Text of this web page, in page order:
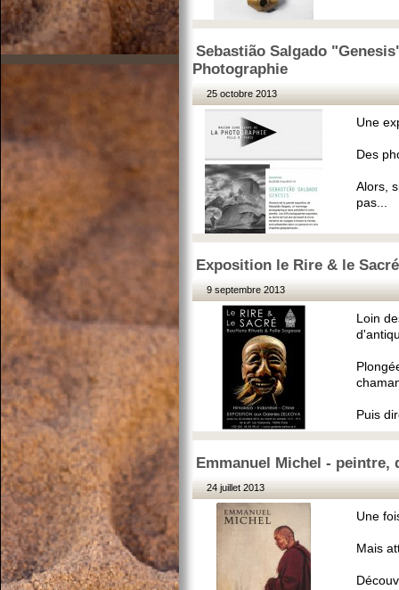
Sebastião Salgado
Photographie
25 octobre 2013
Une
Des
Alors,
pas...
Exposition le Rire & le
9 septembre 2013
Loin
Puis
Emmanuel Michel - peintre,
24 juillet 2013
Une
Mais